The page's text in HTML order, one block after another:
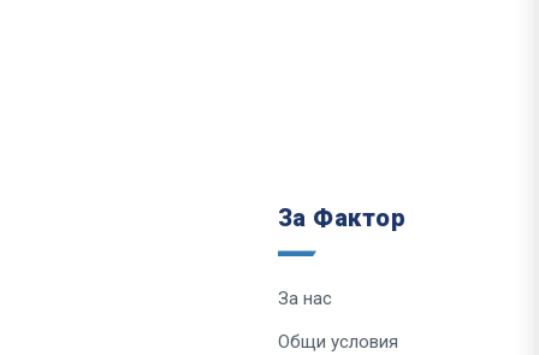
За Фактор
За нас
Общи условия